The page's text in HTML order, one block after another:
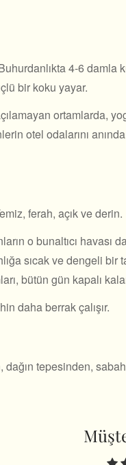
4-6 damla
bir koku yayar.
ortamlarda,
otel odalarını
ferah, açık ve derin.
o bunaltıcı
sıcak ve dengeli
bütün gün kapalı
daha berrak çalışır.
tepesinden,